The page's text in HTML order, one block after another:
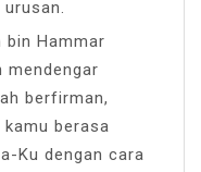
bin Hammar
mendengar
berfirman,
kamu berasa
Ku dengan cara